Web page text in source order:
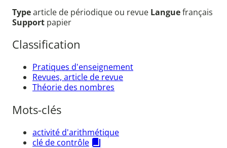
Typearticle de périodique ou revue Languefrançais
Support papier
Classification
Pratiques d'enseignement
Revues, article de revue
Théorie des nombres
Mots-clés
activité d'arithmétique
clé de contrôle